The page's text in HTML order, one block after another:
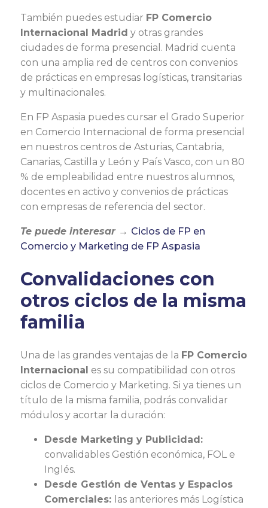
También puedes estudiar FP Comercio
Internacional Madrid y otras grandes
ciudades de forma presencial. Madrid cuenta
con una amplia red de centros con convenios
de prácticas en empresas logísticas, transitarias
y multinacionales.
En FP Aspasia puedes cursar el Grado Superior
en Comercio Internacional de forma presencial
en nuestros centros de Asturias, Cantabria,
Canarias, Castilla y León y País Vasco, con un 80
% de empleabilidad entre nuestros alumnos,
docentes en activo y convenios de prácticas
con empresas de referencia del sector.
Te puede interesar → Ciclos de FP en
Comercio y Marketing de FP Aspasia
Convalidaciones con
otros ciclos de la misma
familia
Una de las grandes ventajas de la FP Comercio
Internacional es su compatibilidad con otros
ciclos de Comercio y Marketing. Si ya tienes un
título de la misma familia, podrás convalidar
módulos y acortar la duración:
Desde Marketing y Publicidad:
convalidables Gestión económica, FOL e
Inglés.
Desde Gestión de Ventas y Espacios
Comerciales: las anteriores más Logística